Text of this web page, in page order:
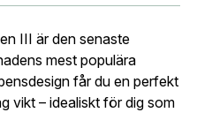
III är den senaste
mest populära
får du en perfekt
vikt – idealiskt för dig som
enklare
Med ett eget
utcheckning,
och sparade